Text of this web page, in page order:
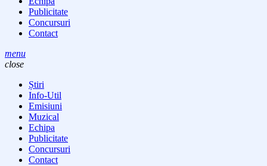
Publicitate
Concursuri
Contact
menu
close
Știri
Info-Util
Emisiuni
Muzical
Echipa
Publicitate
Concursuri
Contact